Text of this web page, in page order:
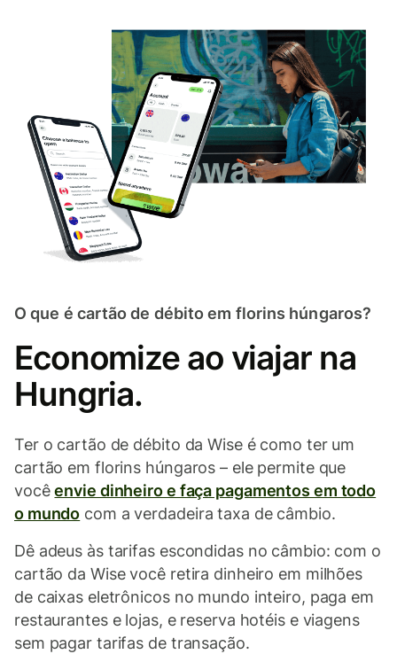
Economize ao viajar na
Hungria.
O que é cartão de débito em florins húngaros?
Ter o cartão de débito da Wise é como ter um
cartão em florins húngaros – ele permite que
vocêenvie dinheiro e faça pagamentos em todo
o mundo com a verdadeira taxa de câmbio.
Dê adeus às tarifas escondidas no câmbio: com o
cartão da Wise você retira dinheiro em milhões
de caixas eletrônicos no mundo inteiro, paga em
restaurantes e lojas, e reserva hotéis e viagens
sem pagar tarifas de transação.